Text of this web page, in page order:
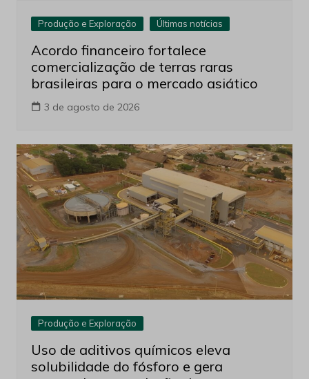
Produção e Exploração Últimas notícias
Acordo financeiro fortalece
comercialização de terras raras
brasileiras para o mercado asiático
3 de agosto de 2026
Produção e Exploração
Uso de aditivos químicos eleva
solubilidade do fósforo e gera